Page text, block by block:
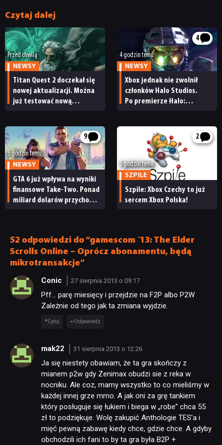
Czytaj dalej
Przed chwilą
NEWSY
Titan Quest 2 doczekał się
nowej aktualizacji. Można
już testować nową
4
4 godzin temu
NEWSY
Xbox jednak nie zwolnił
członków Halo Studios.
Po premierze Halo:
9
5 godzin temu
NEWSY
GTA 6 już wpływa na wyniki
finansowe Take-Two. Ponad
miliard dolarów przychodu
2
5 godzin temu
SZPILE
Szpile: Xbox Czechy to już
sercem Xbox Polska!
52 odpowiedzi do “gamescom ´13: The Elder
Scrolls Online – Oprócz abonamentu, będą
mikrotransakcje”
Conic 27 sierpnia 2013 o 09:17
Pff… parę miesięcy i przejdzie na F2P albo P2W
Zależnie od tego jak ta zmiana wyjdzie.
Cytuj Odpowiedz
mak22 31 sierpnia 2013 o 12:26
Ja się niestety obawiam, że ta gra skończy z
mianem p2w gdy Zenimax obudzi sie z reka w
nocniku. Ale coz, mamy wszystko to co mieliśmy w
każdej innej grze mmo. A jak oni za grę tankiem
który posługuje się łukiem i biega w „robe” chca 55
zł to podziękuje. Wolę zakupić Anthologie TES’a i
mięć pewną zabawę kiedy chce, gdzie chce. A gdyby
obchodzili ich fani to by ta gra była B2P +